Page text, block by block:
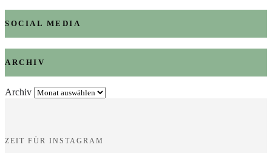
SOCIAL MEDIA
ARCHIV
Archiv
ZEIT FÜR INSTAGRAM